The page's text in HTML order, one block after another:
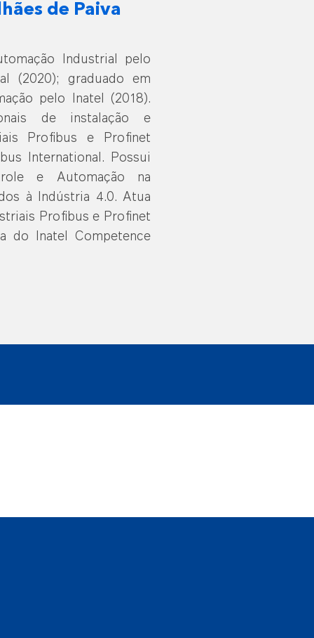
de Paiva
Industrial pelo
(2020); graduado em
pelo Inatel (2018).
de instalação e
Profibus e Profinet
International. Possui
e Automação na
à Indústria 4.0. Atua
Profibus e Profinet
do Inatel Competence